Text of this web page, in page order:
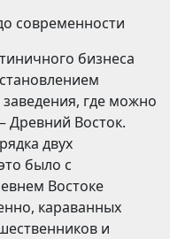
современности
бизнеса
где можно
Древний Восток.
двух
было с
Востоке
караванных
и